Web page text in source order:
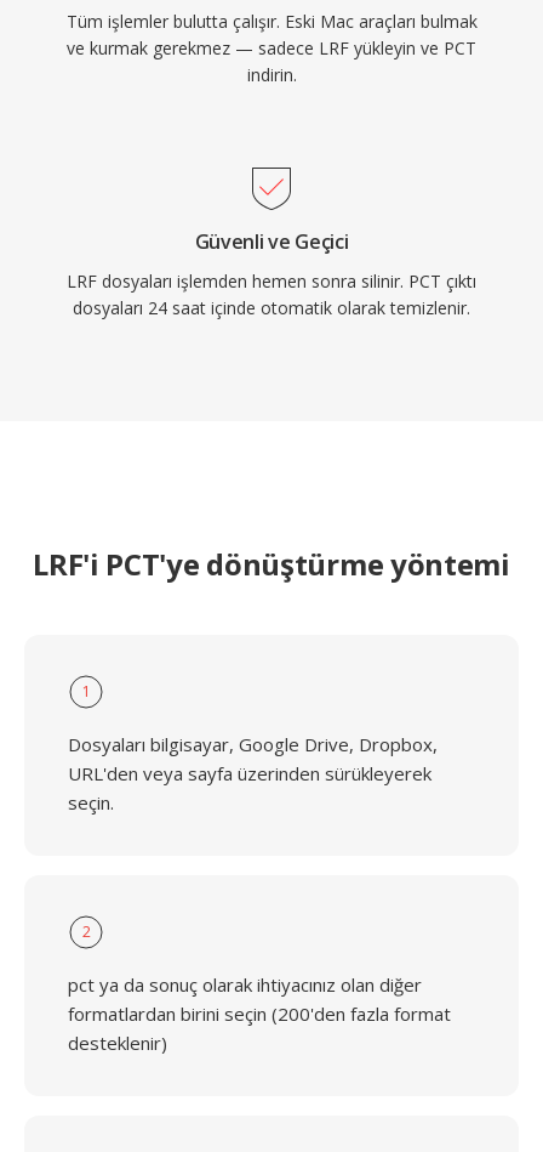
Tüm işlemler bulutta çalışır. Eski Mac araçları bulmak
ve kurmak gerekmez — sadece LRF yükleyin ve PCT
indirin.
Güvenli ve Geçici
LRF dosyaları işlemden hemen sonra silinir. PCT çıktı
dosyaları 24 saat içinde otomatik olarak temizlenir.
LRF'i PCT'ye dönüştürme yöntemi
1
Dosyaları bilgisayar, Google Drive, Dropbox,
URL'den veya sayfa üzerinden sürükleyerek
seçin.
2
pct ya da sonuç olarak ihtiyacınız olan diğer
formatlardan birini seçin (200'den fazla format
desteklenir)